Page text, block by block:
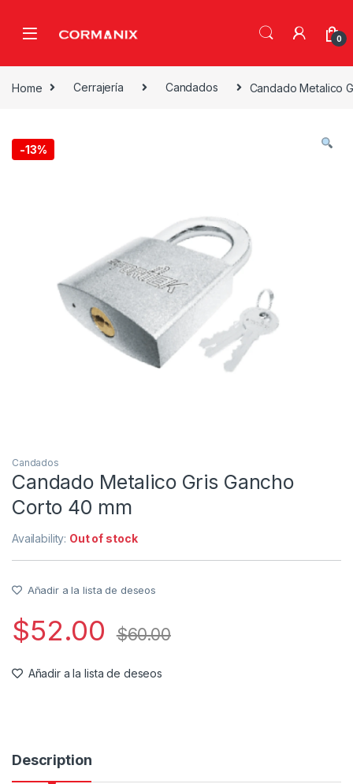
0
Home Cerrajería Candados Candado Metalico
-13%
Candados
Candado Metalico Gris Gancho
Corto 40 mm
Availability: Out of stock
Añadir a la lista de deseos
$52.00 $60.00
Añadir a la lista de deseos
Description